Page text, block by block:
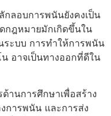
กลอบการพนันยังคงเป็น
ฎหมายมักเกิดขึ้นใน
ระบบ การทำให้การพนัน
อาจเป็นทางออกที่ดีใน
านการศึกษาเพื่อสร้าง
การพนัน และการส่ง